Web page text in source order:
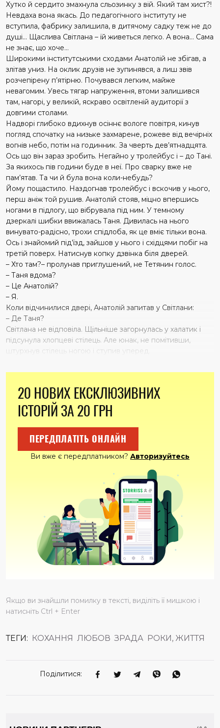
Хутко й сердито змахнула сльозинку з вій. Який там хист?!
Невдаха вона якась. До педагогічного інституту не
вступила, фабрику залишила, в дитячому садку теж не до
душі… Щаслива Світлана – їй живеться легко. А вона… Сама
не знає, що хоче…
Широкими інститутськими сходами Анатолій не збігав, а
злітав униз. На оклик друзів не зупинявся, а лиш звів
розчепірену п’ятірню. Почувався легким, майже
невагомим. Увесь тягар напруження, втоми залишився
там, нагорі, у великій, яскраво освітленій аудиторії з
довгими столами.
Надворі глибоко вдихнув осіннє вологе повітря, кинув
погляд спочатку на низьке захмарене, рожеве від вечірніх
вогнів небо, потім на годинник. За чверть дев’ятнадцята.
Ось що він зараз зробить. Негайно у тролейбус і – до Тані.
За якихось пів години буде в неї. Про сварку вже не
пам’ятав. Та чи й була вона коли-небудь?
Йому пощастило. Наздогнав тролейбус і вскочив у нього,
перш аніж той рушив. Анатолій стояв, міцно впершись
ногами в підлогу, що вібрувала під ним. У темному
дзеркалі шибки ввижалась Таня. Дивилась на нього
винувато-радісно, трохи спідлоба, як це вміє тільки вона.
Ось і знайомий під’їзд, зайшов у нього і східцями побіг на
третій поверх. Натиснув копку дзвінка біля дверей.
– Хто там?– пролунав приглушений, не Тетянин голос.
– Таня вдома?
– Це Анатолій?
– Я.
Коли відчинилися двері, Анатолій запитав у Світлани:
– Де Таня?
Світлана не відповіла. Щільніше загорнулась у халатик і
підсунула хлопцеві стілець. Але юнак, не помітивши,
штурхнув стілець ногою і ступив уперед.
20 НОВИХ ЕКСКЛЮЗИВНИХ
ІСТОРІЙ ЗА 20 ГРН
ПЕРЕДПЛАТІТЬ ОНЛАЙН
Ви вже є передплатником? Авторизуйтесь
Якщо ви знайшли помилку в тексті, виділіть її мишкою і
натисніть Ctrl + Enter
ТЕГИ: КОХАННЯ ЛЮБОВ ЗРАДА РОКИ, ЖИТТЯ
Поділитися: